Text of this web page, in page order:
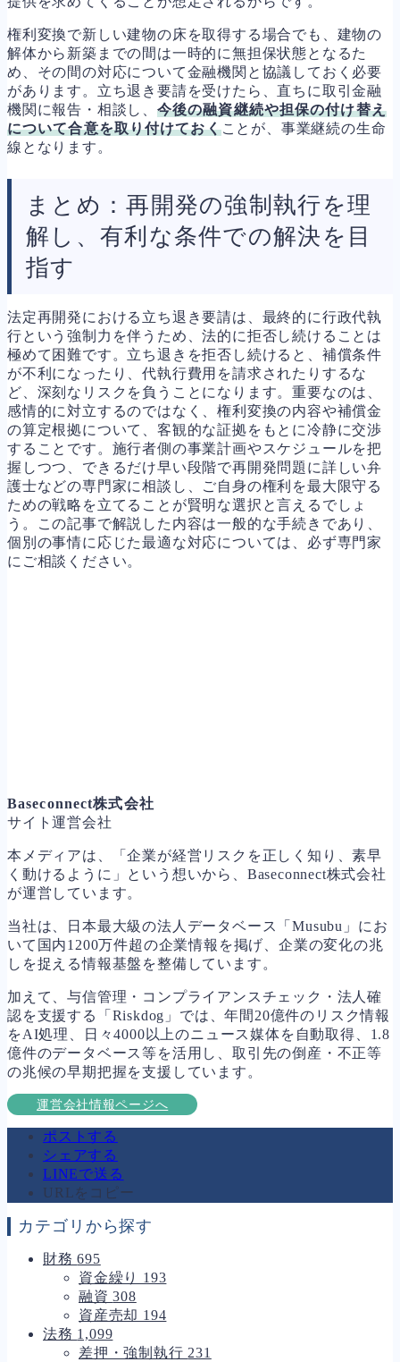
権利変換で新しい建物の床を取得する場合でも、建物の
解体から新築までの間は一時的に無担保状態となるた
め、その間の対応について金融機関と協議しておく必要
があります。立ち退き要請を受けたら、直ちに取引金融
機関に報告・相談し、 今後の融資継続や担保の付け替え
について合意を取り付けておくことが、事業継続の生命
線となります。
まとめ：再開発の強制執行を理
解し、有利な条件での解決を目
指す
法定再開発における立ち退き要請は、最終的に行政代執
行という強制力を伴うため、法的に拒否し続けることは
極めて困難です。立ち退きを拒否し続けると、補償条件
が不利になったり、代執行費用を請求されたりするな
ど、深刻なリスクを負うことになります。重要なのは、
感情的に対立するのではなく、権利変換の内容や補償金
の算定根拠について、客観的な証拠をもとに冷静に交渉
することです。施行者側の事業計画やスケジュールを把
握しつつ、できるだけ早い段階で再開発問題に詳しい弁
護士などの専門家に相談し、ご自身の権利を最大限守る
ための戦略を立てることが賢明な選択と言えるでしょ
う。この記事で解説した内容は一般的な手続きであり、
個別の事情に応じた最適な対応については、必ず専門家
にご相談ください。
Baseconnect株式会社
サイト運営会社
本メディアは、「企業が経営リスクを正しく知り、素早
く動けるように」という想いから、Baseconnect株式会社
が運営しています。
当社は、日本最大級の法人データベース「Musubu」にお
いて国内1200万件超の企業情報を掲げ、企業の変化の兆
しを捉える情報基盤を整備しています。
加えて、与信管理・コンプライアンスチェック・法人確
認を支援する「Riskdog」では、年間20億件のリスク情報
をAI処理、日々4000以上のニュース媒体を自動取得、1.8
億件のデータベース等を活用し、取引先の倒産・不正等
の兆候の早期把握を支援しています。
運営会社情報ページへ
ポストする
シェアする
LINEで送る
URLをコピー
カテゴリから探す
財務695
資金繰り 193
融資308
資産売却 194
法務 1,099
差押・強制執行 231